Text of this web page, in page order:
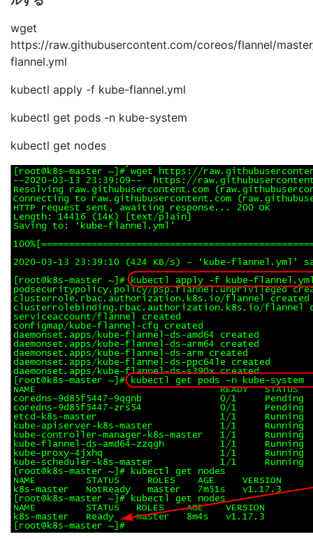
wget
https://raw.githubusercontent.com/coreos/flannel/
flannel.yml
kubectl apply -f kube-flannel.yml
kubectl get pods -n kube-system
kubectl get nodes